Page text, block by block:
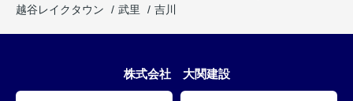
越谷レイクタウン
武里 吉川
株式会社 大関建設